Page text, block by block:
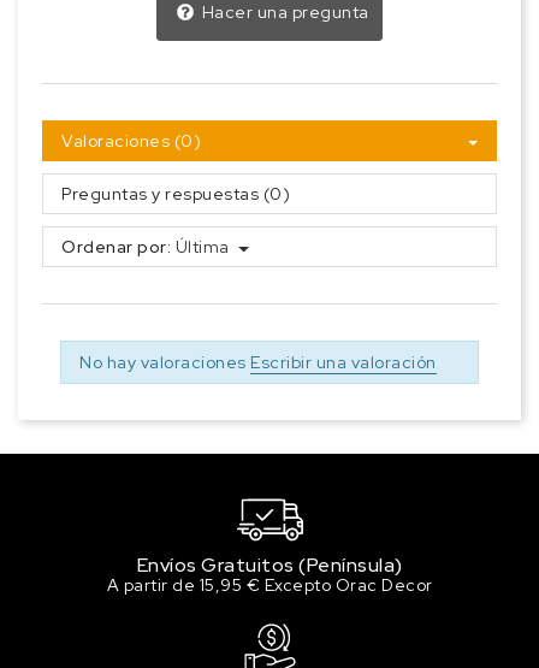
Hacer una pregunta
Valoraciones (0)
Preguntas y respuestas (0)
Ordenar por: Última
No hay valoraciones Escribir una valoración
Envíos Gratuitos (Península)
A partir de 15,95 € Excepto Orac Decor